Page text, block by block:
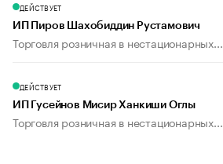
ДЕЙСТВУЕТ
ИП Пиров Шахобиддин Рустамович
Торговля розничная в нестационарных...
ДЕЙСТВУЕТ
ИП Гусейнов Мисир Ханкиши Оглы
Торговля розничная в нестационарных...